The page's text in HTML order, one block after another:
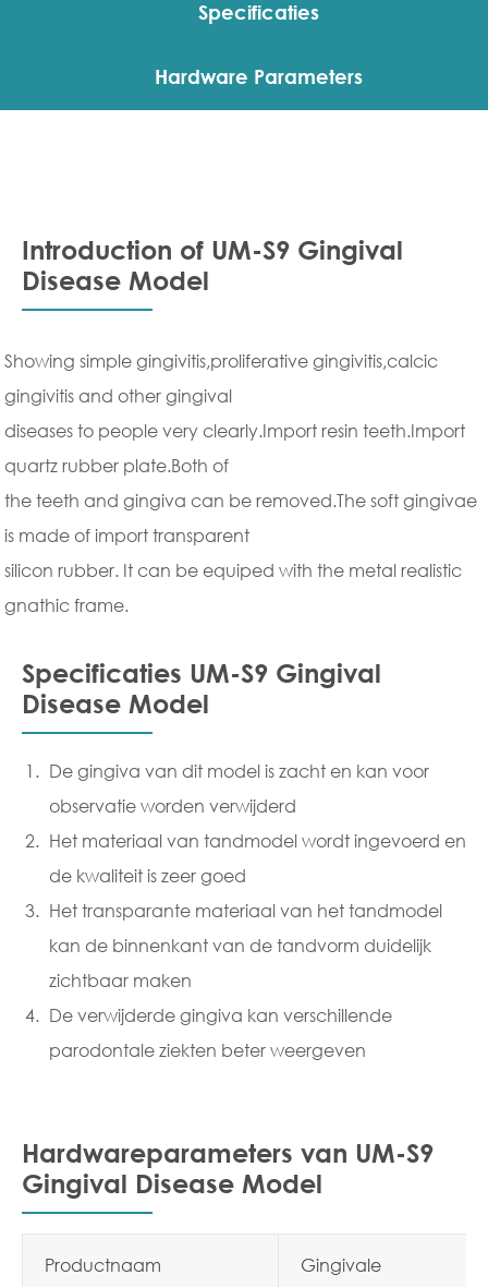
Specificaties
Hardware Parameters
Introduction of UM-S9 Gingival
Disease Model
Showing simple gingivitis,proliferative gingivitis,calcic
gingivitis and other gingival
diseases to people very clearly.Import resin teeth.Import
quartz rubber plate.Both of
the teeth and gingiva can be removed.The soft gingivae
is made of import transparent
silicon rubber. It can be equiped with the metal realistic
gnathic frame.
Specificaties UM-S9 Gingival
Disease Model
De gingiva van dit model is zacht en kan voor
observatie worden verwijderd
Het materiaal van tandmodel wordt ingevoerd en
de kwaliteit is zeer goed
Het transparante materiaal van het tandmodel
kan de binnenkant van de tandvorm duidelijk
zichtbaar maken
De verwijderde gingiva kan verschillende
parodontale ziekten beter weergeven
Hardwareparameters van UM-S9
Gingival Disease Model
Productnaam
Gingivale